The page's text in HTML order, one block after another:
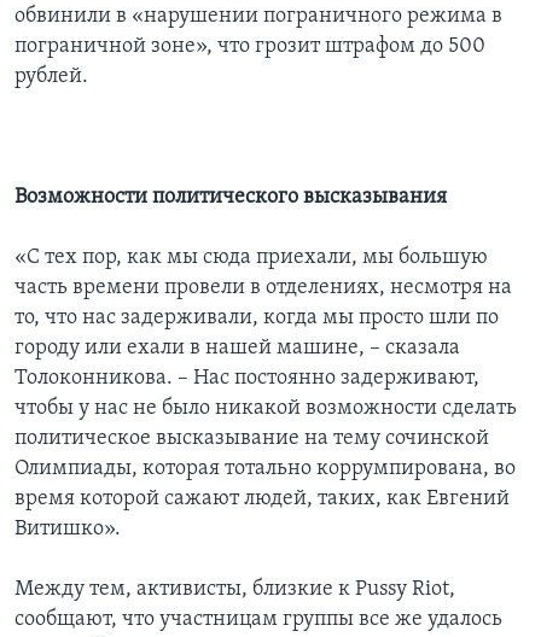
обвинили в «нарушении пограничного режима в
пограничной зоне», что грозит штрафом до 500
рублей.
Возможности политического высказывания
«С тех пор, как мы сюда приехали, мы большую
часть времени провели в отделениях, несмотря на
то, что нас задерживали, когда мы просто шли по
городу или ехали в нашей машине, – сказала
Толоконникова. – Нас постоянно задерживают,
чтобы у нас не было никакой возможности сделать
политическое высказывание на тему сочинской
Олимпиады, которая тотально коррумпирована, во
время которой сажают людей, таких, как Евгений
Витишко».
Между тем, активисты, близкие к Pussy Riot,
сообщают, что участницам группы все же удалось